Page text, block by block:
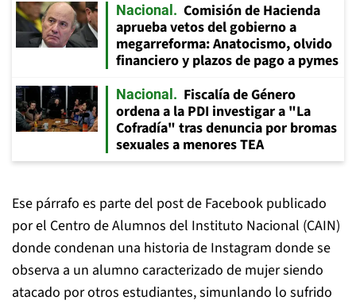
Nacional
Comisión de Hacienda
aprueba vetos del gobierno a
megarreforma: Anatocismo, olvido
financiero y plazos de pago a pymes
Nacional
Fiscalía de Género
ordena a la PDI investigar a "La
Cofradía" tras denuncia por bromas
sexuales a menores TEA
Ese párrafo es parte del post de Facebook publicado
por el Centro de Alumnos del Instituto Nacional (CAIN)
donde condenan una historia de Instagram donde se
observa a un alumno caracterizado de mujer siendo
atacado por otros estudiantes, simunlando lo sufrido